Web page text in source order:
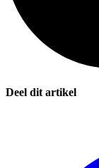
Deel dit artikel